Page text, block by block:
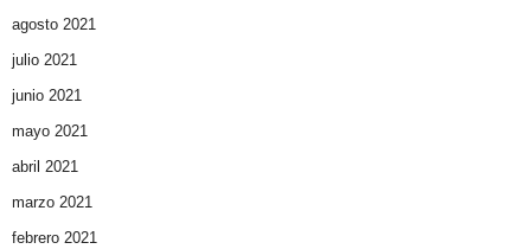
agosto 2021
julio 2021
junio 2021
mayo 2021
abril 2021
marzo 2021
febrero 2021